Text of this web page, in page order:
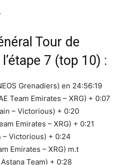
Tour de
7 (top 10) :
Grenadiers) en 24:56:19
Team Emirates – XRG) + 0:07
– Victorious) + 0:20
Emirates – XRG) + 0:21
– Victorious) + 0:24
Emirates – XRG) m.t
Team) + 0:28